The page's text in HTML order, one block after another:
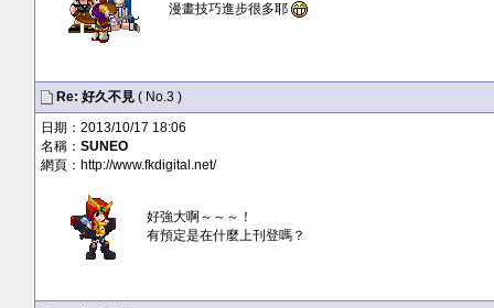
漫畫技巧進步很多耶
Re: 好久不見 ( No.3 )
日期：2013/10/17 18:06
名稱： SUNEO
網頁： http://www.fkdigital.net/
好強大啊～～～！
有預定是在什麼上刊登嗎？